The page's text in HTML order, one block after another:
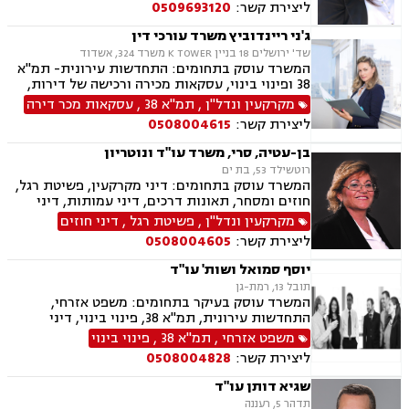
ליצירת קשר: 0509693120
ג'ני ריינדוביץ משרד עורכי דין
שד' ירושלים 18 בניין K TOWER משרד 324, אשדוד
המשרד עוסק בתחומים: התחדשות עירונית- תמ"א
38 ופינוי בינוי, עסקאות מכירה ורכישה של דירות,
קרקעות ומגרשים לבניה, רישום זכויות בטאבו, נדל"ן
מסחרי, עסקאות מניבות, ניהול נכסים, דיור ציבורי,
הסכמי שכירות, פינוי מושכר, הקמת חברות, הסכמים
מסחריים, בניית אסטרטגיה משפטית עסקית, ליווי
עסקי, הבראת חברה, פירוק חברה.
מקרקעין ונדל"ן, תמ"א 38 ,עסקאות מכר דירה
ליצירת קשר: 0508004615
בן-עטיה, סרי, משרד עו"ד ונוטריון
רוטשילד 53, בת ים
המשרד עוסק בתחומים: דיני מקרקעין, פשיטת רגל,
חוזים ומסחר, תאונות דרכים, דיני עמותות, דיני
תאגידים, הסכמי ממון, חדלות פרעון, חוקתי ומנהלי,
ידועים בציבור, ירושות וצוואות, ליווי עסקי,
חלוקת רכוש, מגרשים לבניה , נדל"ן, נוטריון,
עסקאות מכר דירה, פינוי בינוי, פינוי מושכר, פירוקים
והקפאות הליכים, צווי הריסה, צווי מניעה, רשויות
מקומיות, רשות מקרקעי ישראל, תאונות עבודה,
תאונות עקב רשלנות, תאונות ספורט, תאונות
תלמידים, תכנון ובניה, ייפוי כוח מתשמך, גישור
ובוררויות
מקרקעין ונדל"ן, פשיטת רגל , דיני חוזים
ליצירת קשר: 0508004605
יוסף סמואל ושות' עו"ד
תובל 13, רמת-גן
המשרד עוסק בעיקר בתחומים: משפט אזרחי,
התחדשות עירונית, תמ"א 38, פינוי בינוי, דיני
מקרקעין, מיסים, גילוי מרצון, דיני תאגידים, הפקעת
קרקעות, תכנון ובניה, דיור מוגן, ירושות וצוואות,
חוקתי ומנהלי, ליווי עסקי, ליטיגציה, ליקויי בנייה,
לשון הרע, מיסוי נדל"ן, מיסוי עירוני, מיסוי פלילי,
מסחר בינלאומי, נוטריון, דיני התיישנות, זכויות
משפט אזרחי , תמ"א 38 , פינוי בינוי
ליצירת קשר: 0508004828
שגיא דותן עו"ד
תדהר 5, רעננה